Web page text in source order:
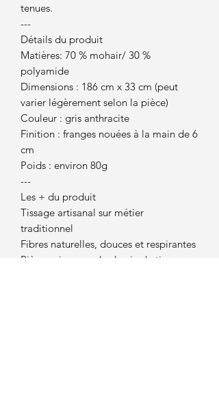
tenues.
---
Détails du produit
Matières: 70 % mohair/ 30 %
polyamide
Dimensions : 186 cm x 33 cm (peut
varier légèrement selon la pièce)
Couleur : gris anthracite
Finition : franges nouées à la main de 6
cm
Poids : environ 80g
---
Les + du produit
Tissage artisanal sur métier
traditionnel
Fibres naturelles, douces et respirantes
Pièce unique par le dessin du tissage